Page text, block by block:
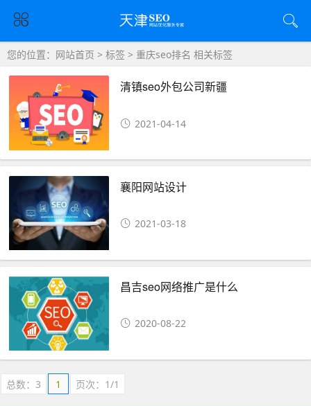
您的位置： 网站首页 > 标签 > 重庆seo排名 相关标签
清镇seo外包公司新疆
2021-04-14
襄阳网站设计
2021-03-18
昌吉seo网络推广是什么
2020-08-22
总数：3 1 页次：1/1